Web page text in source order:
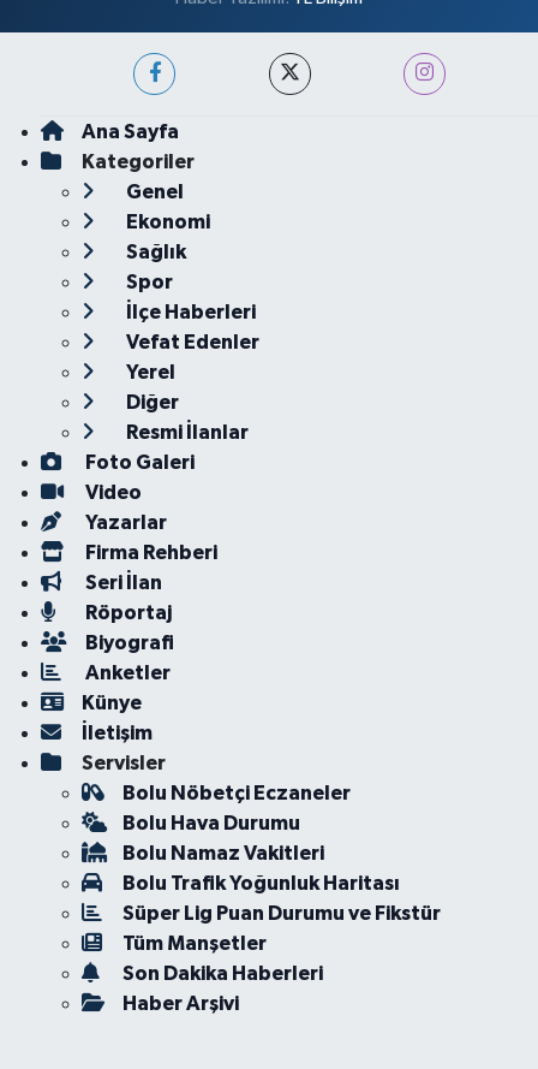
Ana Sayfa
Kategoriler
Genel
Ekonomi
Sağlık
Spor
İlçe Haberleri
Vefat Edenler
Yerel
Diğer
Resmi İlanlar
Foto Galeri
Video
Yazarlar
Firma Rehberi
Seri İlan
Röportaj
Biyografi
Anketler
Künye
İletişim
Servisler
Bolu Nöbetçi Eczaneler
Bolu Hava Durumu
Bolu Namaz Vakitleri
Bolu Trafik Yoğunluk Haritası
Süper Lig Puan Durumu ve Fikstür
Tüm Manşetler
Son Dakika Haberleri
Haber Arşivi